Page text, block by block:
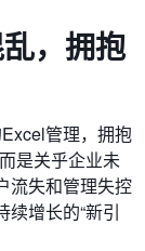
，拥抱
管理，拥抱
是关乎企业未
流失和管理失控
续增长的“新引